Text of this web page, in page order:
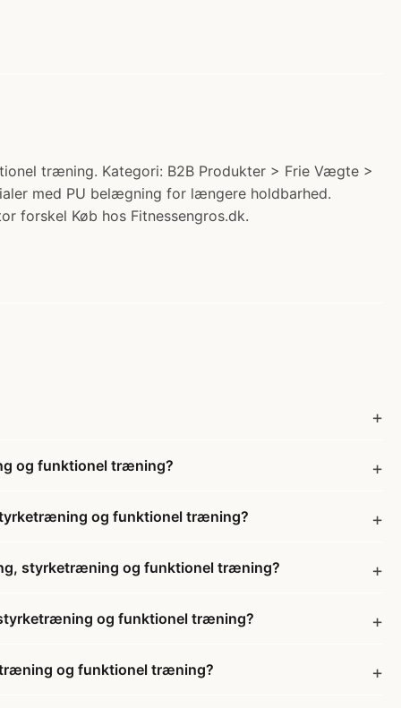
træning. Kategori: B2B Produkter > Frie Vægte >
med PU belægning for længere holdbarhed.
forskel Køb hos Fitnessengros.dk.
og funktionel træning?
og funktionel træning?
styrketræning og funktionel træning?
og funktionel træning?
og funktionel træning?